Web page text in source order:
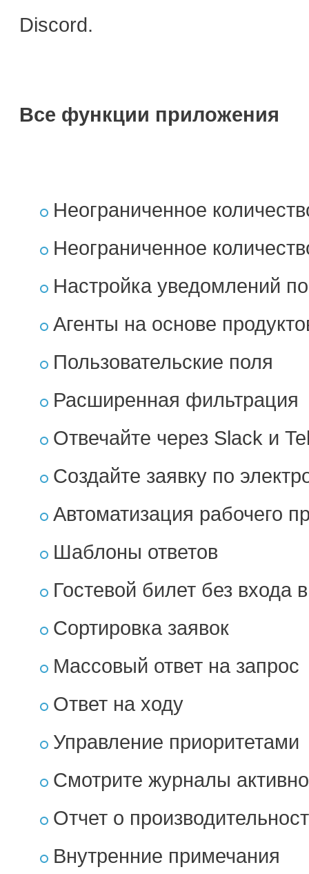
Discord.
Все функции приложения
Неограниченное
Неограниченное
Настройка уведомлений
Агенты на основе
Пользовательские поля
Расширенная фильтрация
Отвечайте через Slack и
Создайте заявку по
Автоматизация рабочего
Шаблоны ответов
Гостевой билет без входа
Сортировка заявок
Массовый ответ на запрос
Ответ на ходу
Управление приоритетами
Смотрите журналы
Отчет о
Внутренние примечания